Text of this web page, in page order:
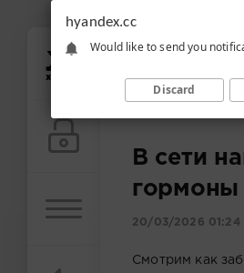
»
В сети
гормоны
20/03/2026 01:24
Смотрим как
hyandex.cc
Would like to send you
Discard